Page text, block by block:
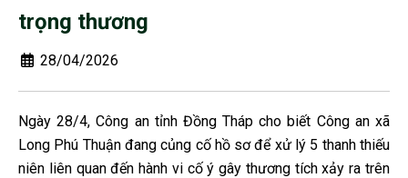
trọng thương
28/04/2026
Ngày 28/4, Công an tỉnh Đồng Tháp cho biết Công an xã
Long Phú Thuận đang củng cố hồ sơ để xử lý 5 thanh thiếu
niên liên quan đến hành vi cố ý gây thương tích xảy ra trên